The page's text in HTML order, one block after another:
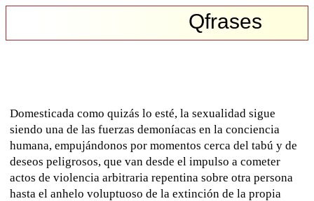
Qfrases
Domesticada como quizás lo esté, la sexualidad sigue
siendo una de las fuerzas demoníacas en la conciencia
humana, empujándonos por momentos cerca del tabú y de
deseos peligrosos, que van desde el impulso a cometer
actos de violencia arbitraria repentina sobre otra persona
hasta el anhelo voluptuoso de la extinción de la propia